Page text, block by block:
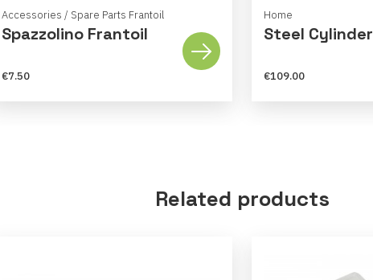
Accessories / Spare Parts Frantoil
Spazzolino Frantoil
€7.50
Home
Steel Cylinder
€109.00
Related products